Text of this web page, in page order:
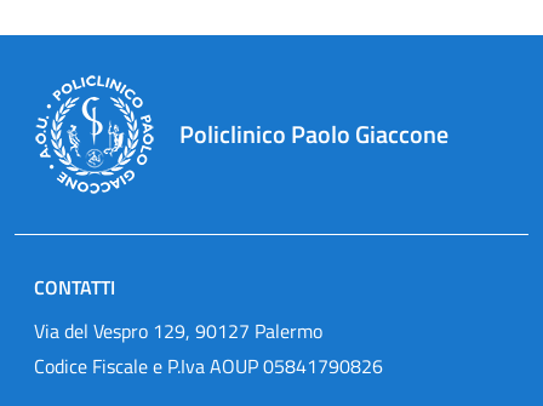
Policlinico Paolo Giaccone
CONTATTI
Via del Vespro 129, 90127 Palermo
Codice Fiscale e P.Iva AOUP 05841790826